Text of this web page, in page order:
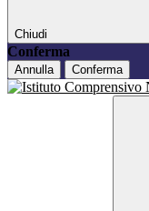
Chiudi
Conferma
Annulla Conferma